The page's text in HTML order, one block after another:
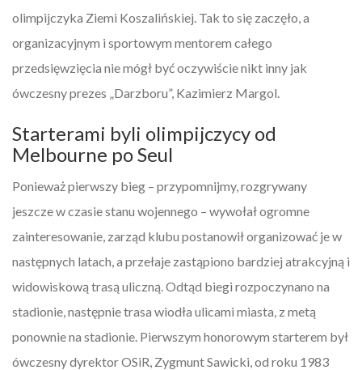
olimpijczyka Ziemi Koszalińskiej. Tak to się zaczęło, a
organizacyjnym i sportowym mentorem całego
przedsięwzięcia nie mógł być oczywiście nikt inny jak
ówczesny prezes „Darzboru”, Kazimierz Margol.
Starterami byli olimpijczycy od
Melbourne po Seul
Ponieważ pierwszy bieg – przypomnijmy, rozgrywany
jeszcze w czasie stanu wojennego – wywołał ogromne
zainteresowanie, zarząd klubu postanowił organizować je w
następnych latach, a przełaje zastąpiono bardziej atrakcyjną i
widowiskową trasą uliczną. Odtąd biegi rozpoczynano na
stadionie, następnie trasa wiodła ulicami miasta, z metą
ponownie na stadionie. Pierwszym honorowym starterem był
ówczesny dyrektor OSiR, Zygmunt Sawicki, od roku 1983